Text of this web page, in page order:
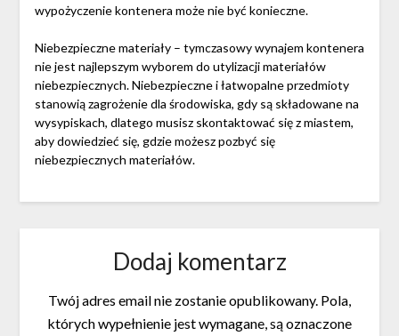
wypożyczenie kontenera może nie być konieczne.
Niebezpieczne materiały – tymczasowy wynajem kontenera
nie jest najlepszym wyborem do utylizacji materiałów
niebezpiecznych. Niebezpieczne i łatwopalne przedmioty
stanowią zagrożenie dla środowiska, gdy są składowane na
wysypiskach, dlatego musisz skontaktować się z miastem,
aby dowiedzieć się, gdzie możesz pozbyć się
niebezpiecznych materiałów.
Dodaj komentarz
Twój adres email nie zostanie opublikowany. Pola,
których wypełnienie jest wymagane, są oznaczone